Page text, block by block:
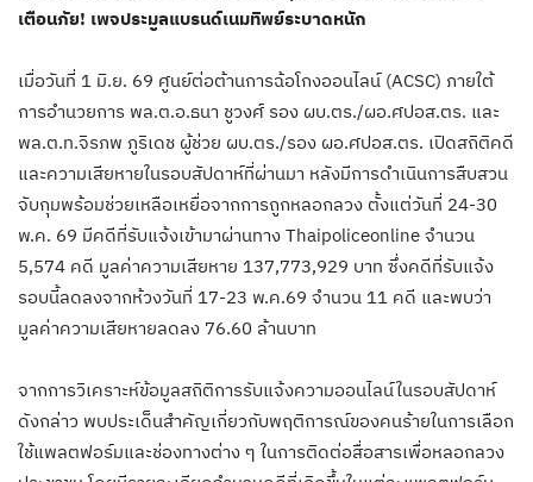
เตือนภัย! เพจประมูลแบรนด์เนมทิพย์ระบาดหนัก
เมื่อวันที่ 1 มิ.ย. 69 ศูนย์ต่อต้านการฉ้อโกงออนไลน์ (ACSC) ภายใต้
การอำนวยการ พล.ต.อ.ธนา ชูวงศ์ รอง ผบ.ตร./ผอ.ศปอส.ตร. และ
พล.ต.ท.จิรภพ ภูริเดช ผู้ช่วย ผบ.ตร./รอง ผอ.ศปอส.ตร. เปิดสถิติคดี
และความเสียหายในรอบสัปดาห์ที่ผ่านมา หลังมีการดำเนินการสืบสวน
จับกุมพร้อมช่วยเหลือเหยื่อจากการถูกหลอกลวง ตั้งแต่วันที่ 24-30
พ.ค. 69 มีคดีที่รับแจ้งเข้ามาผ่านทาง Thaipoliceonline จำนวน
5,574 คดี มูลค่าความเสียหาย 137,773,929 บาท ซึ่งคดีที่รับแจ้ง
รอบนี้ลดลงจากห้วงวันที่ 17-23 พ.ค.69 จำนวน 11 คดี และพบว่า
มูลค่าความเสียหายลดลง 76.60 ล้านบาท
จากการวิเคราะห์ข้อมูลสถิติการรับแจ้งความออนไลน์ในรอบสัปดาห์
ดังกล่าว พบประเด็นสำคัญเกี่ยวกับพฤติการณ์ของคนร้ายในการเลือก
ใช้แพลตฟอร์มและช่องทางต่าง ๆ ในการติดต่อสื่อสารเพื่อหลอกลวง